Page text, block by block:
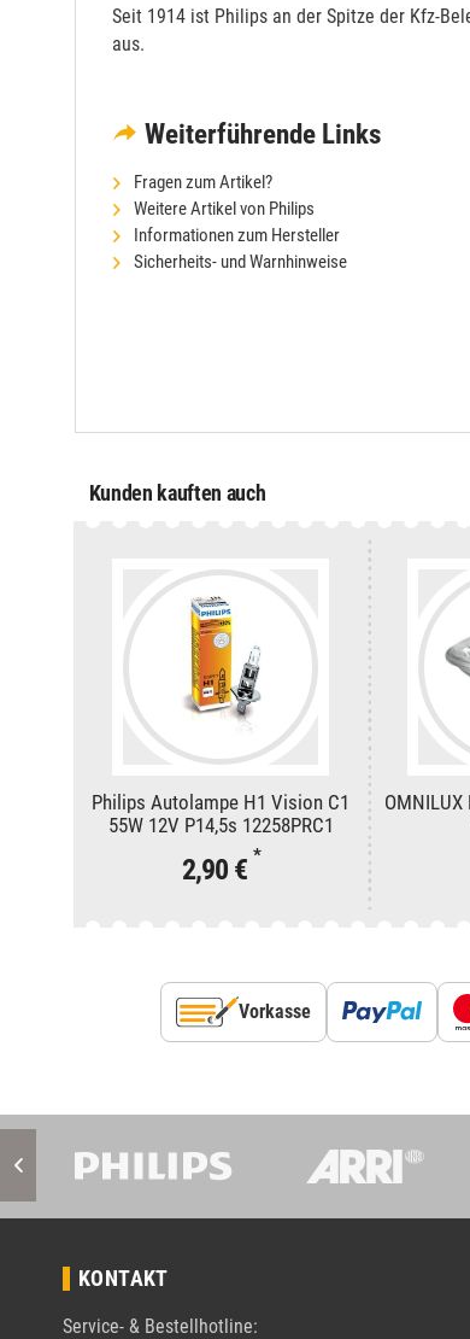
Seit 1914 ist Philips an der Spitze der Kfz-
aus.
Weiterführende Links
Fragen zum Artikel?
Weitere Artikel von Philips
Informationen zum Hersteller
Sicherheits- und Warnhinweise
Kunden kauften auch
Philips Autolampe H1 Vision C1
55W 12V P14,5s 12258PRC1
2,90 € *
OMNILUX
Vorkasse
KONTAKT
Service- & Bestellhotline: